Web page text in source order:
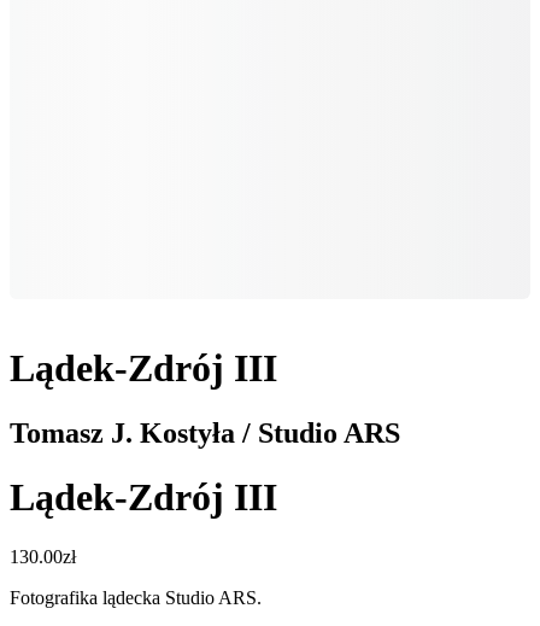
Lądek-Zdrój III
Tomasz J. Kostyła / Studio ARS
Lądek-Zdrój III
130.00zł
Fotografika lądecka Studio ARS.